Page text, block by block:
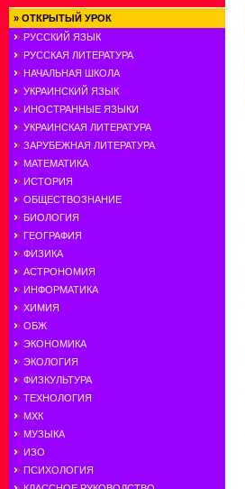
» ОТКРЫТЫЙ УРОК
РУССКИЙ ЯЗЫК
РУССКАЯ ЛИТЕРАТУРА
НАЧАЛЬНАЯ ШКОЛА
УКРАИНСКИЙ ЯЗЫК
ИНОСТРАННЫЕ ЯЗЫКИ
УКРАИНСКАЯ ЛИТЕРАТУРА
ЗАРУБЕЖНАЯ ЛИТЕРАТУРА
МАТЕМАТИКА
ИСТОРИЯ
ОБЩЕСТВОЗНАНИЕ
БИОЛОГИЯ
ГЕОГРАФИЯ
ФИЗИКА
АСТРОНОМИЯ
ИНФОРМАТИКА
ХИМИЯ
ОБЖ
ЭКОНОМИКА
ЭКОЛОГИЯ
ФИЗКУЛЬТУРА
ТЕХНОЛОГИЯ
МХК
МУЗЫКА
ИЗО
ПСИХОЛОГИЯ